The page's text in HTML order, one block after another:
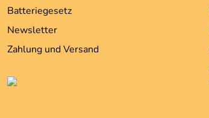
Batteriegesetz
Newsletter
Zahlung und Versand